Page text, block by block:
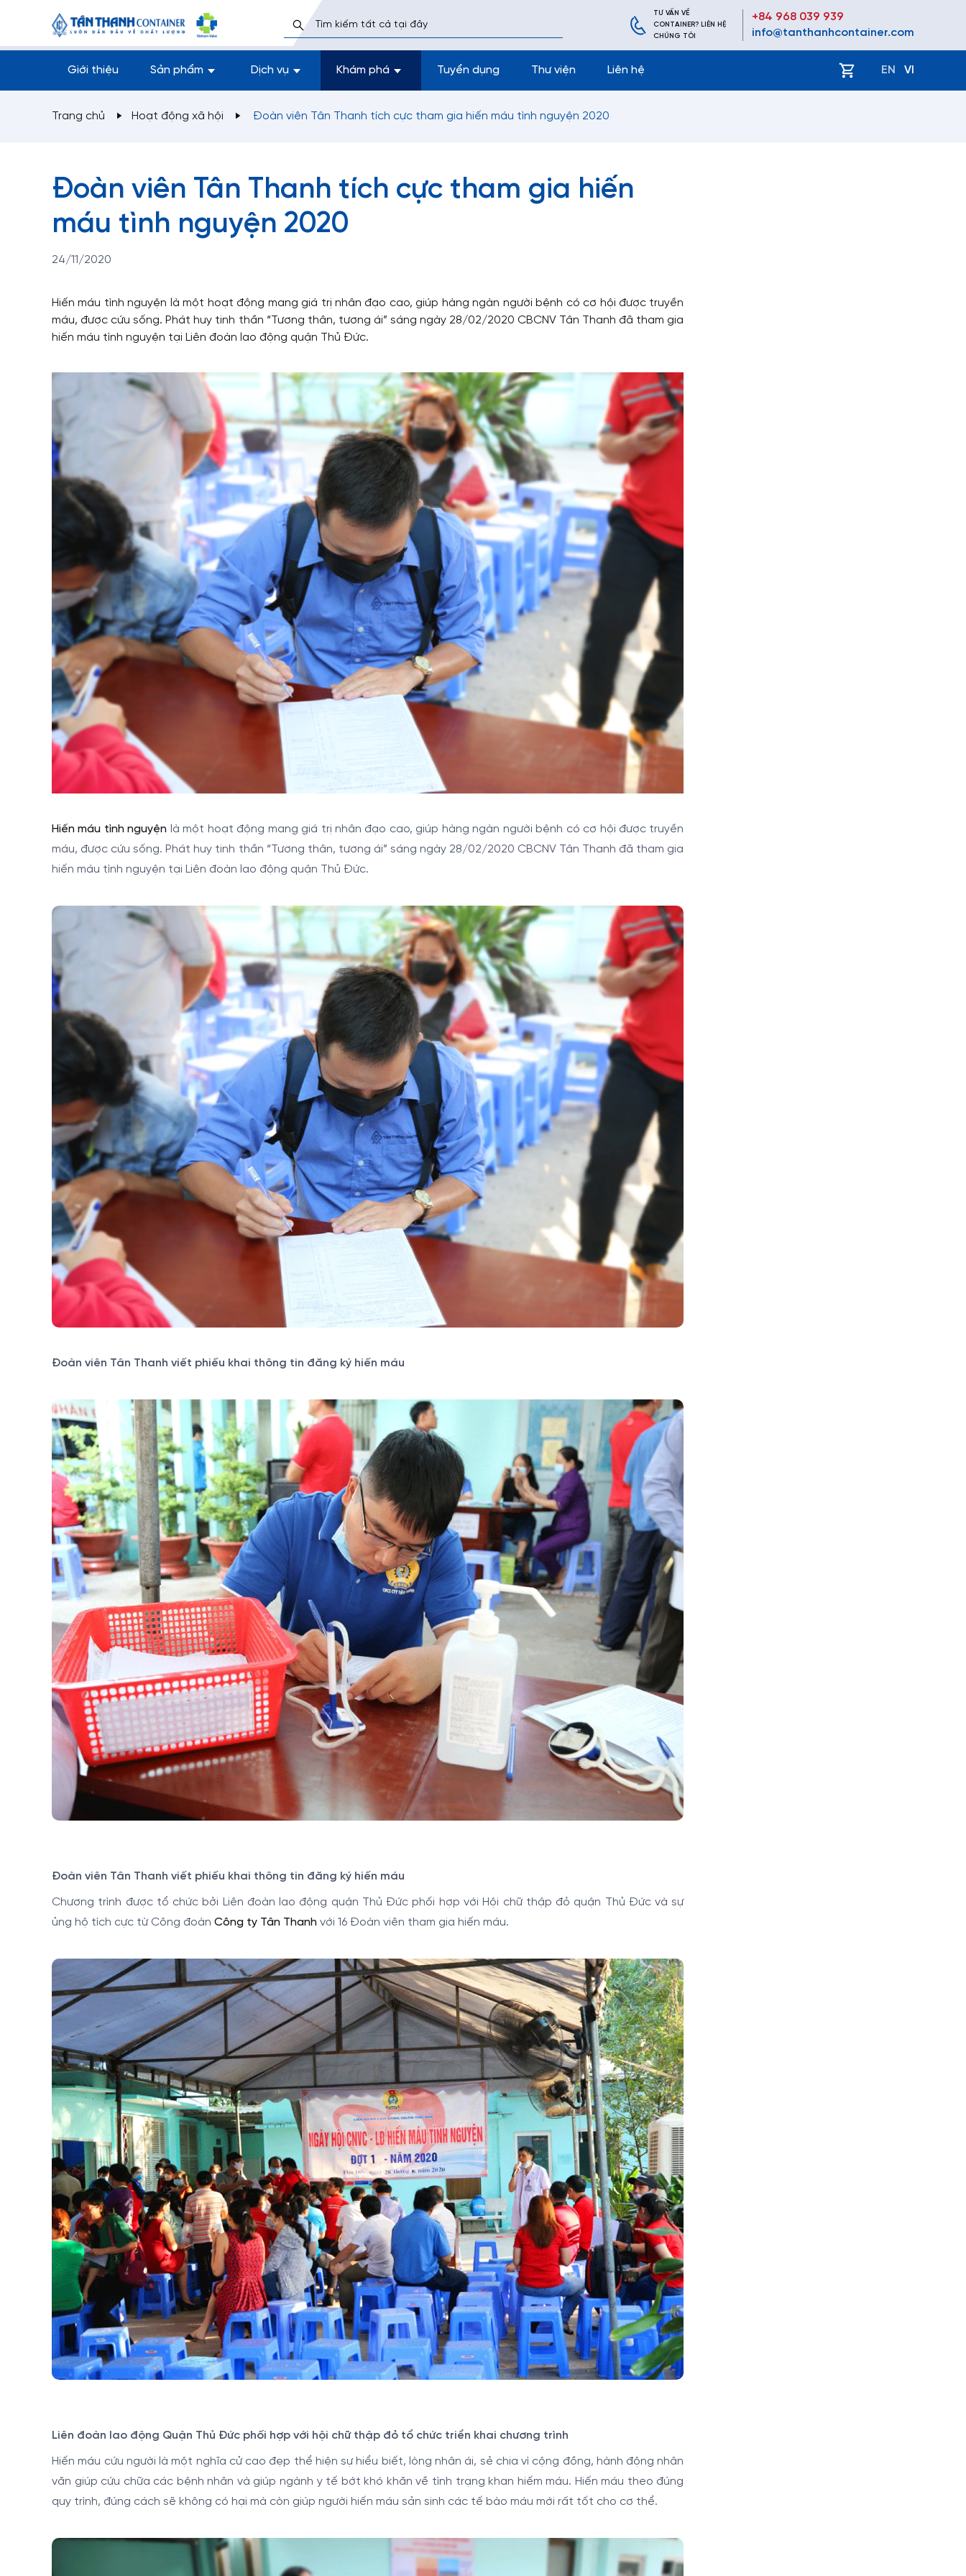
TƯ VẤN VỀ
CONTAINER? LIÊN HỆ
CHÚNG TÔI
+84 968 039 939
info@tanthanhcontainer.com
Giới thiệu Sản phẩm Dịch vụ Khám phá Tuyển dụng Thư viện Liên hệ EN VI
Trang chủ Hoạt động xã hội Đoàn viên Tân Thanh tích cực tham gia hiến máu tình nguyện 2020
Đoàn viên Tân Thanh tích cực tham gia hiến
máu tình nguyện 2020
24/11/2020
Hiến máu tình nguyện là một hoạt động mang giá trị nhân đạo cao, giúp hàng ngàn người bệnh có cơ hội được truyền
máu, được cứu sống. Phát huy tinh thần “Tương thân, tương ái” sáng ngày 28/02/2020 CBCNV Tân Thanh đã tham gia
hiến máu tình nguyện tại Liên đoàn lao động quận Thủ Đức.
Hiến máu tình nguyện là một hoạt động mang giá trị nhân đạo cao, giúp hàng ngàn người bệnh có cơ hội được truyền
máu, được cứu sống. Phát huy tinh thần “Tương thân, tương ái” sáng ngày 28/02/2020 CBCNV Tân Thanh đã tham gia
hiến máu tình nguyện tại Liên đoàn lao động quận Thủ Đức.
Đoàn viên Tân Thanh viết phiếu khai thông tin đăng ký hiến máu
Đoàn viên Tân Thanh viết phiếu khai thông tin đăng ký hiến máu
Chương trình được tổ chức bởi Liên đoàn lao động quận Thủ Đức phối hợp với Hội chữ thập đỏ quận Thủ Đức và sự
ủng hộ tích cực từ Công đoàn Công ty Tân Thanh với 16 Đoàn viên tham gia hiến máu.
Liên đoàn lao động Quận Thủ Đức phối hợp với hội chữ thập đỏ tổ chức triển khai chương trình
Hiến máu cứu người là một nghĩa cử cao đẹp thể hiện sự hiểu biết, lòng nhân ái, sẻ chia vì cộng đồng, hành động nhân
văn giúp cứu chữa các bệnh nhân và giúp ngành y tế bớt khó khăn về tình trạng khan hiếm máu. Hiến máu theo đúng
quy trình, đúng cách sẽ không có hại mà còn giúp người hiến máu sản sinh các tế bào máu mới rất tốt cho cơ thể.